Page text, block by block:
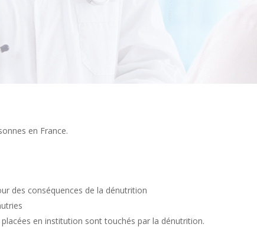
en France.
des conséquences de la dénutrition
en institution sont touchés par la dénutrition.